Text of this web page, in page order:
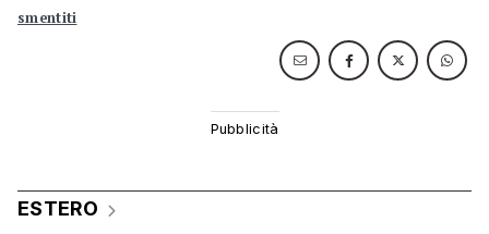
smentiti
ESTERO